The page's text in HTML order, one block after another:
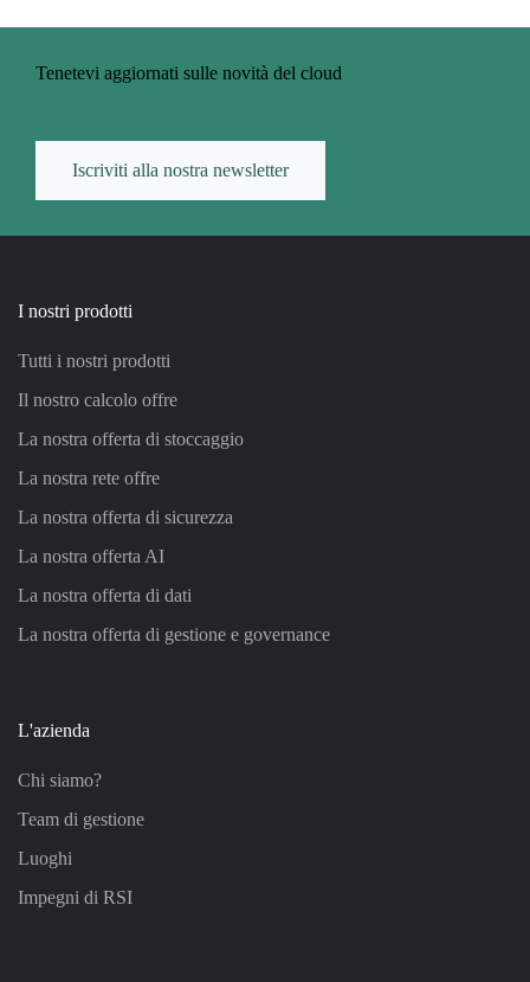
Tenetevi aggiornati sulle novità del cloud
Iscriviti alla nostra newsletter
I nostri prodotti
Tutti i nostri prodotti
Il nostro calcolo offre
La nostra offerta di stoccaggio
La nostra rete offre
La nostra offerta di sicurezza
La nostra offerta AI
La nostra offerta di dati
La nostra offerta di gestione e governance
L'azienda
Chi siamo?
Team di gestione
Luoghi
Impegni di RSI